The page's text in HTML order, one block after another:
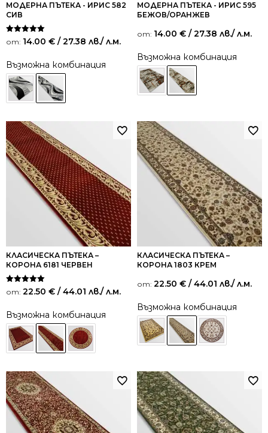
МОДЕРНА ПЪТЕКА - ИРИС 582
СИВ
Оценено на
5.00
от: 14.00 € / 27.38 лв./ л.м.
Възможна комбинация
МОДЕРНА ПЪТЕКА - ИРИС 595
БЕЖОВ/ОРАНЖЕВ
от: 14.00 € / 27.38 лв./ л.м.
Възможна комбинация
КЛАСИЧЕСКА ПЪТЕКА –
КОРОНА 6181 ЧЕРВЕН
Оценено на
5.00
от: 22.50 € / 44.01 лв./ л.м.
Възможна комбинация
КЛАСИЧЕСКА ПЪТЕКА –
КОРОНА 1803 КРЕМ
от: 22.50 € / 44.01 лв./ л.м.
Възможна комбинация